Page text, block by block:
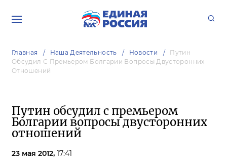
Главная Наша Деятельность Новости
Путин
Обсудил С Премьером Болгарии Вопросы Двусторонних
Отношений
Путин обсудил с премьером
Болгарии вопросы двусторонних
отношений
23 мая 2012, 17:41